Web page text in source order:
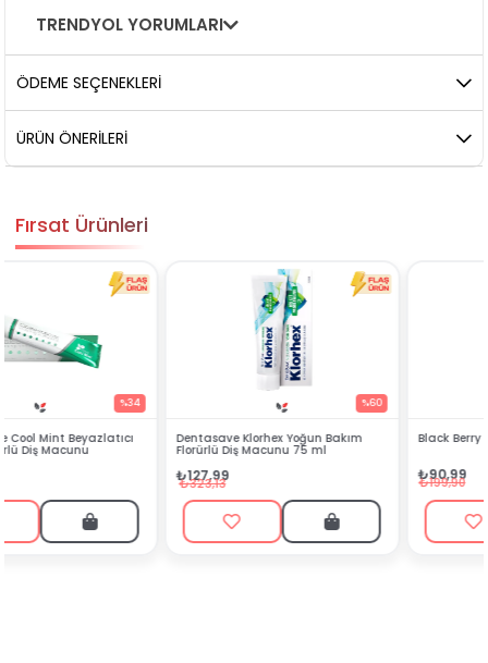
TRENDYOL YORUMLARI
ÖDEME SEÇENEKLERI
ÜRÜN ÖNERILERI
Fırsat Ürünleri
Dentasave Klorhex Yoğun Bakım
Florürlü Diş Macunu 75 ml
Black Berry Bitkisel Sprey 25 ml